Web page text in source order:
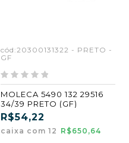
cód:20300131322 - PRETO -
GF
MOLECA 5490 132 29516
34/39 PRETO (GF)
R$54,22
caixa com 12 R$650,64